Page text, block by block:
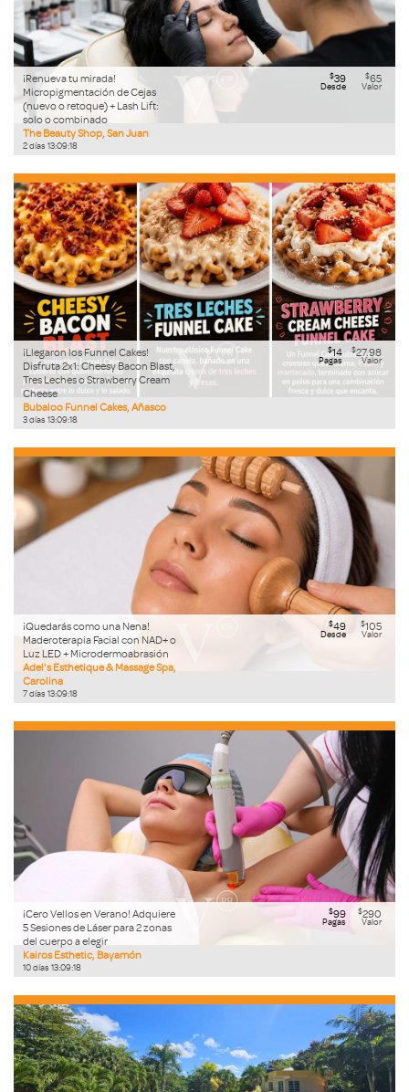
¡Renueva tu mirada!
Micropigmentación de Cejas
(nuevo o retoque) + Lash Lift:
solo o combinado
The Beauty Shop, San Juan
2días 13:09:17
$39
Desde
$65
Valor
¡Llegaron los Funnel Cakes!
Disfruta 2x1: Cheesy Bacon Blast,
Tres Leches o Strawberry Cream
Cheese
Bubaloo Funnel Cakes, Añasco
3días 13:09:17
$14
Pagas
$27.98
Valor
¡Quedarás como una Nena!
Maderoterapia Facial con NAD+ o
Luz LED + Microdermoabrasión
Adel's Esthetique & Massage Spa,
Carolina
7días 13:09:17
$49
Desde
$105
Valor
¡Cero Vellos en Verano! Adquiere
5 Sesiones de Láser para 2 zonas
del cuerpo a elegir
Kairos Esthetic, Bayamón
10días 13:09:17
$99
Pagas
$290
Valor